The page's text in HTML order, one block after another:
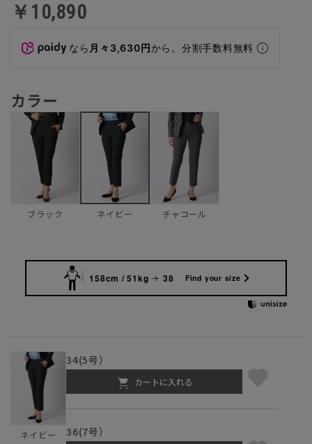
￥10,890
なら 月々3,630円から。分割手数料無料
カラー
ブラック ネイビー チャコール
158cm / 51kg 38 Find your size
ネイビー
34(5号）
カートに入れる
36(7号）